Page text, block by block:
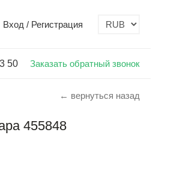
Вход / Регистрация
50 Заказать обратный звонок
← вернуться назад
455848